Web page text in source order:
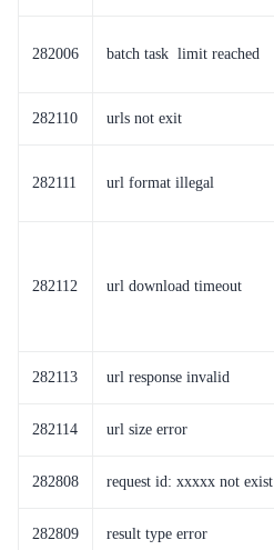
282006 batch task limit reached
282110 urls not exit
282111 url format illegal
282112 url download timeout
282113 url response invalid
282114 url size error
282808 request id: xxxxx not exist
282809 result type error